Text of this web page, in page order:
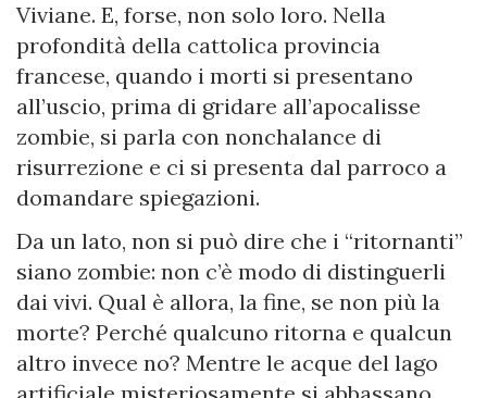
Viviane. E, forse, non solo loro. Nella
profondità della cattolica provincia
francese, quando i morti si presentano
all’uscio, prima di gridare all’apocalisse
zombie, si parla con nonchalance di
risurrezione e ci si presenta dal parroco a
domandare spiegazioni.
Da un lato, non si può dire che i “ritornanti”
siano zombie: non c’è modo di distinguerli
dai vivi. Qual è allora, la fine, se non più la
morte? Perché qualcuno ritorna e qualcun
altro invece no? Mentre le acque del lago